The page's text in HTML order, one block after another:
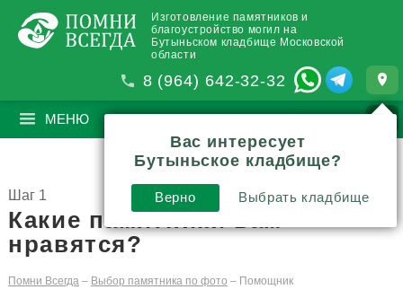
Изготовление памятников и
благоустройство могил на
Бутыньском кладбище Московской
области
8 (964) 642-32-32
МЕНЮ ПОИСК
Шаг 1
Какие памятники вам
нравятся?
Помни Всегда – Выбор памятника по фото – Помощник
Вас интересует
Бутыньское кладбище?
Верно Выбрать кладбище